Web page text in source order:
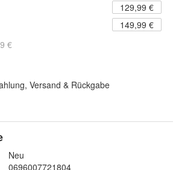
129,99 €
149,99 €
€
Versand & Rückgabe
Neu
0696007721804